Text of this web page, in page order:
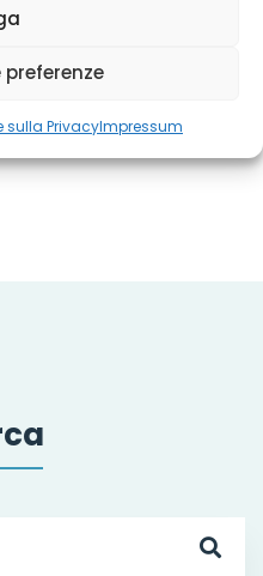
sulla PrivacyImpressum